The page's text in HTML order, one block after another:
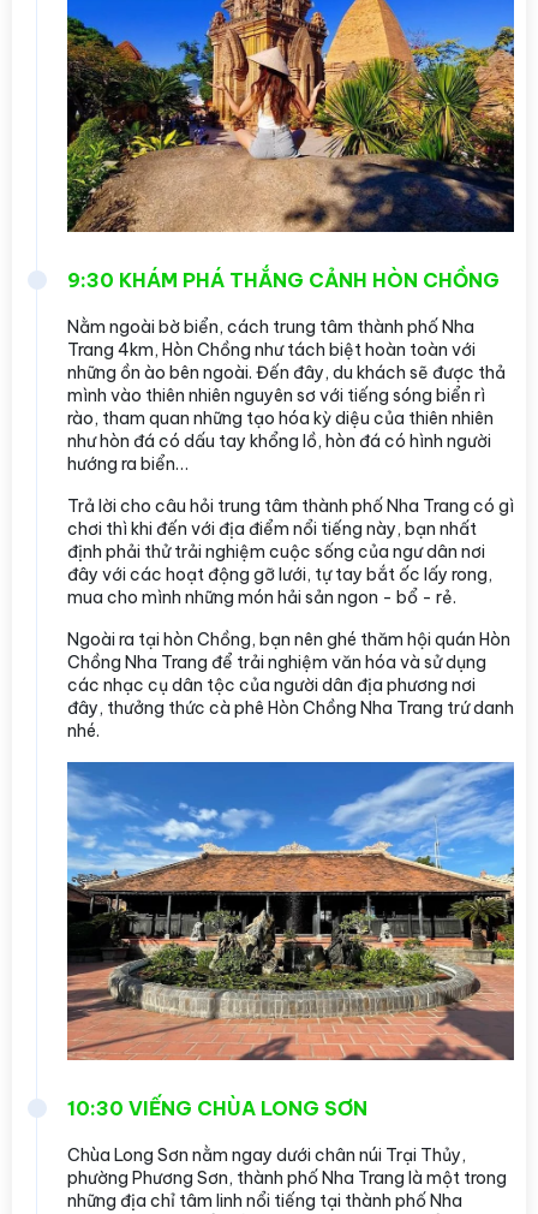
9:30 KHÁM PHÁ THẮNG CẢNH HÒN CHỒNG
Nằm ngoài bờ biển, cách trung tâm thành phố Nha
Trang 4km, Hòn Chồng như tách biệt hoàn toàn với
những ồn ào bên ngoài. Đến đây, du khách sẽ được thả
mình vào thiên nhiên nguyên sơ với tiếng sóng biển rì
rào, tham quan những tạo hóa kỳ diệu của thiên nhiên
như hòn đá có dấu tay khổng lồ, hòn đá có hình người
hướng ra biển…
Trả lời cho câu hỏi trung tâm thành phố Nha Trang có gì
chơi thì khi đến với địa điểm nổi tiếng này, bạn nhất
định phải thử trải nghiệm cuộc sống của ngư dân nơi
đây với các hoạt động gỡ lưới, tự tay bắt ốc lấy rong,
mua cho mình những món hải sản ngon - bổ - rẻ.
Ngoài ra tại hòn Chồng, bạn nên ghé thăm hội quán Hòn
Chồng Nha Trang để trải nghiệm văn hóa và sử dụng
các nhạc cụ dân tộc của người dân địa phương nơi
đây, thưởng thức cà phê Hòn Chồng Nha Trang trứ danh
nhé.
10:30 VIẾNG CHÙA LONG SƠN
Chùa Long Sơn nằm ngay dưới chân núi Trại Thủy,
phường Phương Sơn, thành phố Nha Trang là một trong
những địa chỉ tâm linh nổi tiếng tại thành phố Nha